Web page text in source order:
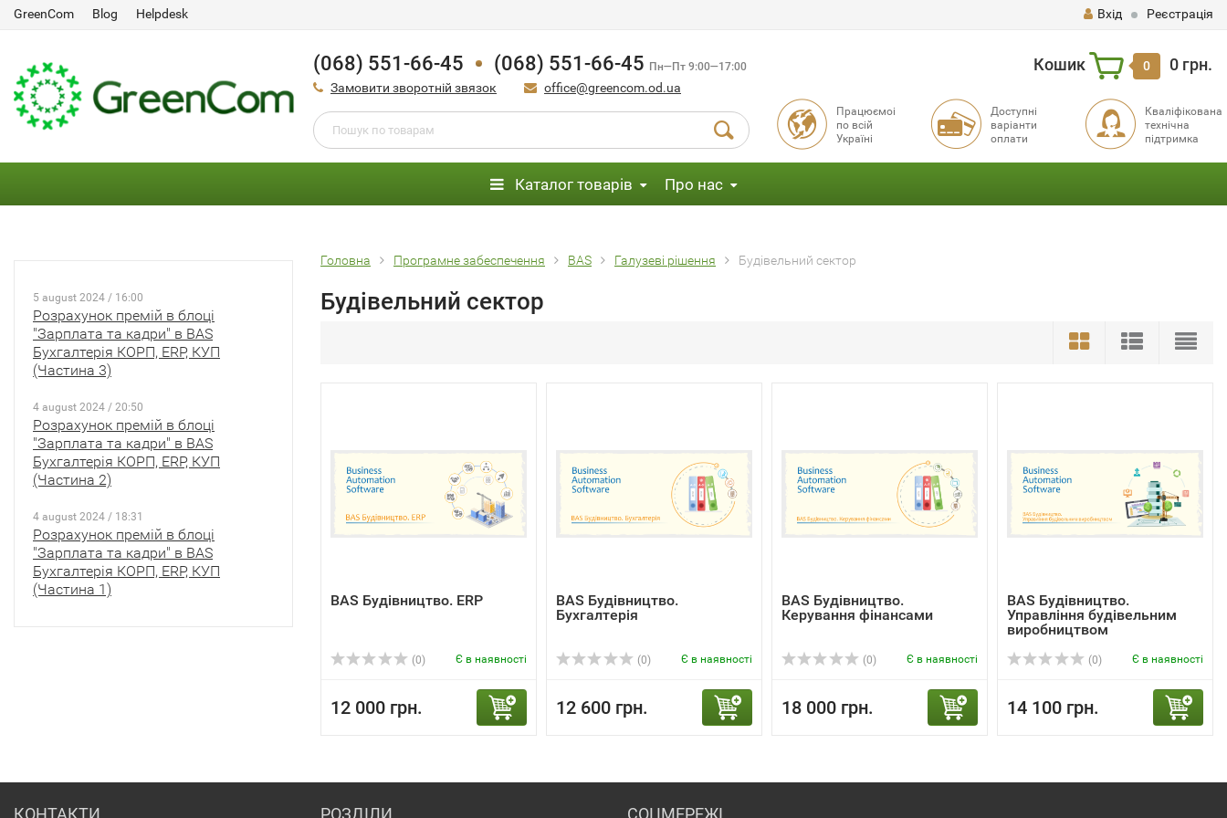
GreenCom Blog Helpdesk Вхід Реєстрація
(068) 551-66-45 (068) 551-66-45 Пн—Пт 9:00—17:00
Замовити зворотній звязок office@greencom.od.ua
Кошик 0 0 грн.
Працюємоі
по всій
Україні
Доступні
варіанти
оплати
Кваліфікована
технічна
підтримка
Каталог товарів Про нас
5 august 2024 / 16:00
Розрахунок премій в блоці
"Зарплата та кадри" в BAS
Бухгалтерія КОРП, ERP, КУП
(Частина 3)
4 august 2024 / 20:50
Розрахунок премій в блоці
"Зарплата та кадри" в BAS
Бухгалтерія КОРП, ERP, КУП
(Частина 2)
4 august 2024 / 18:31
Розрахунок премій в блоці
"Зарплата та кадри" в BAS
Бухгалтерія КОРП, ERP, КУП
(Частина 1)
Головна Програмне забеспечення BAS Галузеві рішення Будівельний сектор
Будівельний сектор
BAS Будівництво. ERP
(0) Є в наявності
12 000 грн.
BAS Будівництво.
Бухгалтерія
(0) Є в наявності
12 600 грн.
BAS Будівництво.
Керування фінансами
(0) Є в наявності
18 000 грн.
BAS Будівництво.
Управління будівельним
виробництвом
(0) Є в наявності
14 100 грн.
КОНТАКТИ РОЗДІЛИ СОЦМЕРЕЖІ